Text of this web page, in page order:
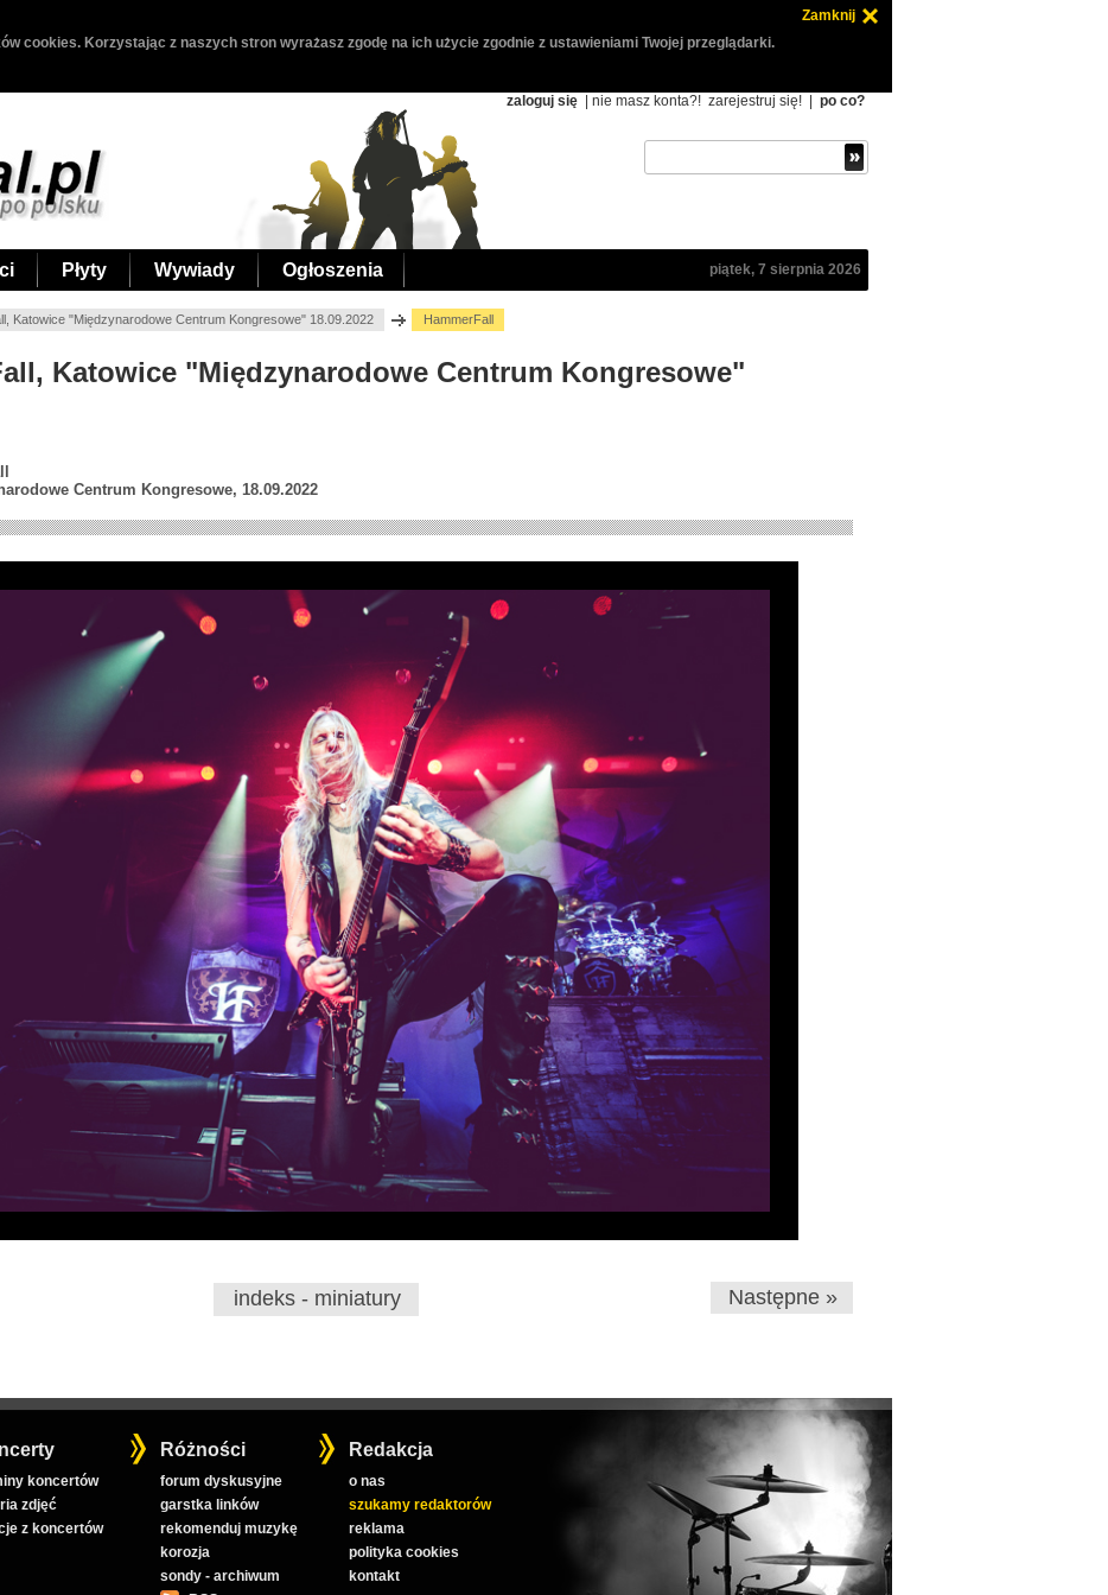
Zamknij
cookies. Korzystając z naszych stron wyrażasz zgodę na ich użycie zgodnie z ustawieniami Twojej przeglądarki.
zaloguj się | nie masz konta?! zarejestruj się! po co?
Płyty Wywiady Ogłoszenia piątek, 7 sierpnia 2026
Katowice "Międzynarodowe Centrum Kongresowe" 18.09.2022 HammerFall
Katowice "Międzynarodowe Centrum Kongresowe"
Centrum Kongresowe, 18.09.2022
indeks - miniatury Następne »
koncertów
zdjęć
z koncertów
Różności
forum dyskusyjne
garstka linków
rekomenduj muzykę
korozja
sondy - archiwum
Redakcja
o nas
szukamy redaktorów
reklama
polityka cookies
kontakt